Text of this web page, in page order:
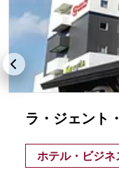
ラ・ジェント
ホテル・ビジネ